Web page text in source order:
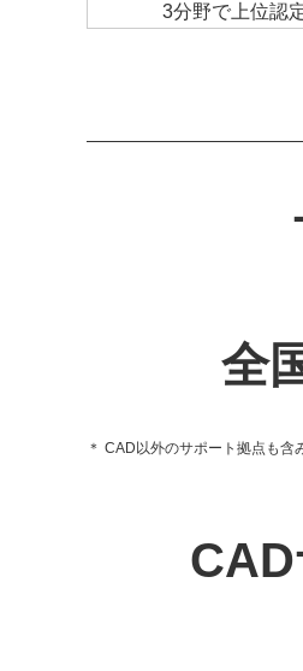
全
＊ CAD以外のサポート拠点も含